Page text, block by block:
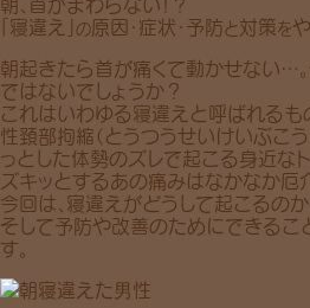
「寝違え」
の原因・症状・予防と対策を
朝起きたら首が痛くて動かせない…。
ではないでしょうか？
これはいわゆる寝違え と呼ばれるも
性頚部拘縮（とうつうせいけいぶこう
っとした体勢のズレで起こる身近な
ズキッとするあの痛みはなかなか厄
今回は、寝違えがどうして起こるのか
そして予防や改善のためにできるこ
す。